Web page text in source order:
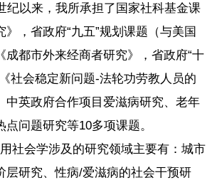
纪以来，我所承担了国家社科基金课
》，省政府“九五”规划课题（与美国
成都市外来经商者研究》，省政府“十
社会稳定新问题-法轮功劳教人员的
中英政府合作项目爱滋病研究、老年
问题研究等10多项课题。
会学涉及的研究领域主要有：城市
层研究、性病/爱滋病的社会干预研